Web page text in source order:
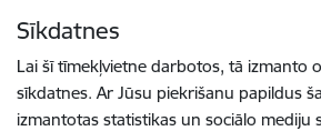
Sīkdatnes
Lai šī tīmekļvietne darbotos, tā izmanto
sīkdatnes. Ar Jūsu piekrišanu papildus
izmantotas statistikas un sociālo mediju